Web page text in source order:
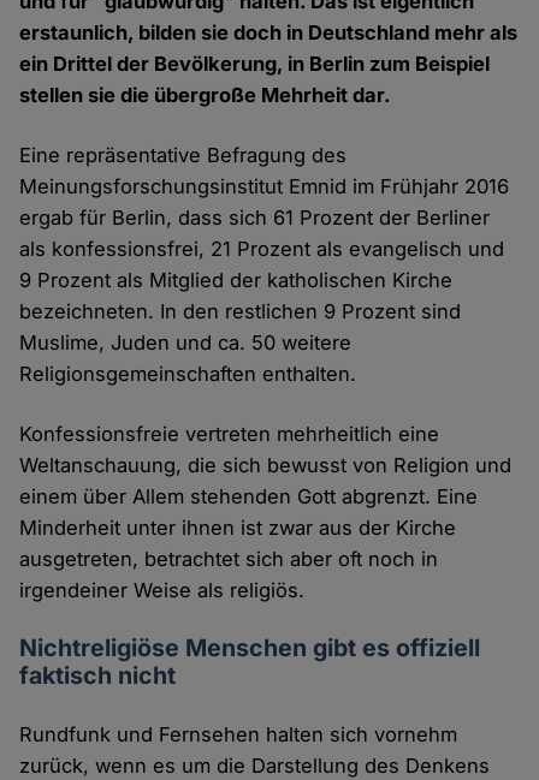
erstaunlich, bilden sie doch in Deutschland mehr als
ein Drittel der Bevölkerung, in Berlin zum Beispiel
stellen sie die übergroße Mehrheit dar.
Eine repräsentative Befragung des
Meinungsforschungsinstitut Emnid im Frühjahr 2016
ergab für Berlin, dass sich 61 Prozent der Berliner
als konfessionsfrei, 21 Prozent als evangelisch und
9 Prozent als Mitglied der katholischen Kirche
bezeichneten. In den restlichen 9 Prozent sind
Muslime, Juden und ca. 50 weitere
Religionsgemeinschaften enthalten.
Konfessionsfreie vertreten mehrheitlich eine
Weltanschauung, die sich bewusst von Religion und
einem über Allem stehenden Gott abgrenzt. Eine
Minderheit unter ihnen ist zwar aus der Kirche
ausgetreten, betrachtet sich aber oft noch in
irgendeiner Weise als religiös.
Nichtreligiöse Menschen gibt es offiziell
faktisch nicht
Rundfunk und Fernsehen halten sich vornehm
zurück, wenn es um die Darstellung des Denkens